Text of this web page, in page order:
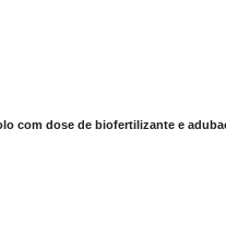
com dose de biofertilizante e